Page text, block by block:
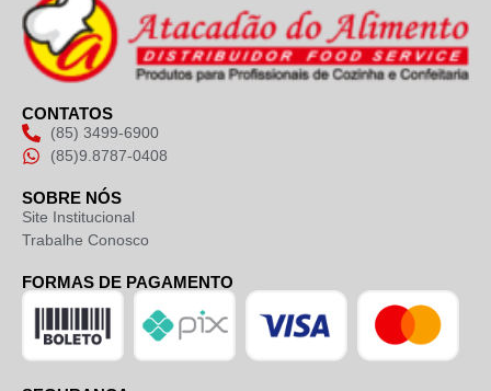
(85) 3499-6900
(85)9.8787-0408
CONTATOS
SOBRE NÓS
Site Institucional
Trabalhe Conosco
FORMAS DE PAGAMENTO